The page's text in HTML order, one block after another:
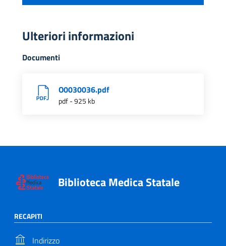
Ulteriori informazioni
Documenti
O0030036.pdf
pdf - 925 kb
Biblioteca Medica Statale
RECAPITI
Indirizzo